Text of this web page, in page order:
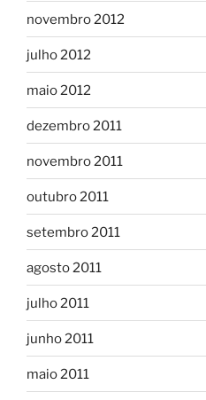
novembro 2012
julho 2012
maio 2012
dezembro 2011
novembro 2011
outubro 2011
setembro 2011
agosto 2011
julho 2011
junho 2011
maio 2011